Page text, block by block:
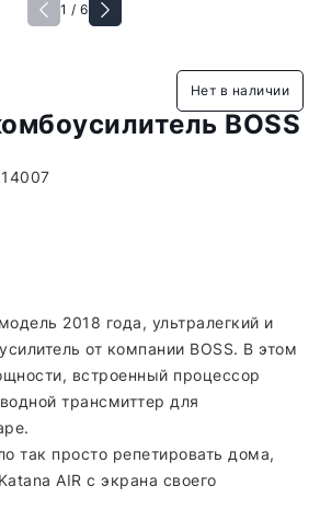
1 / 6
Нет в наличии
BOSS
2018 года, ультралегкий и
от компании BOSS. В этом
встроенный процессор
трансмиттер для
так просто репетировать дома,
AIR с экрана своего